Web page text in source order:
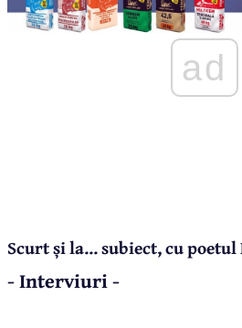
ad
Scurt și la... subiect, cu
- Interviuri -